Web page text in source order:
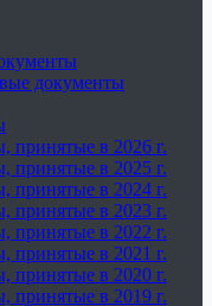
документы
принятые в 2026 г.
принятые в 2025 г.
принятые в 2024 г.
принятые в 2023 г.
принятые в 2022 г.
принятые в 2021 г.
принятые в 2020 г.
принятые в 2019 г.